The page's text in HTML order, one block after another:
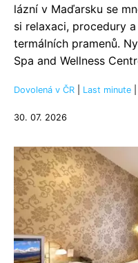
lázní v Maďarsku se
si relaxaci, procedury
termálních pramenů.
Spa and Wellness
Dovolená v ČR Last minute
30. 07. 2026